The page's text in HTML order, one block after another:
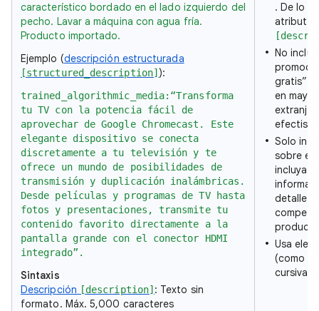
característico bordado en el lado izquierdo del
pecho. Lavar a máquina con agua fría.
Producto importado.
Ejemplo (descripción estructurada
[structured_description] ):
trained_algorithmic_media:“Transforma
tu TV con la potencia fácil de
aprovechar de Google Chromecast. Este
elegante dispositivo se conecta
discretamente a tu televisión y te
ofrece un mundo de posibilidades de
transmisión y duplicación inalámbricas.
Desde películas y programas de TV hasta
fotos y presentaciones, transmite tu
contenido favorito directamente a la
pantalla grande con el conector HDMI
integrado”.
Sintaxis
Descripción [description] : Texto sin
formato. Máx. 5,000 caracteres
. De lo
atributo
No
gratis”),
en
Solo
sobre el
incluyas
detalles
Usa
(como